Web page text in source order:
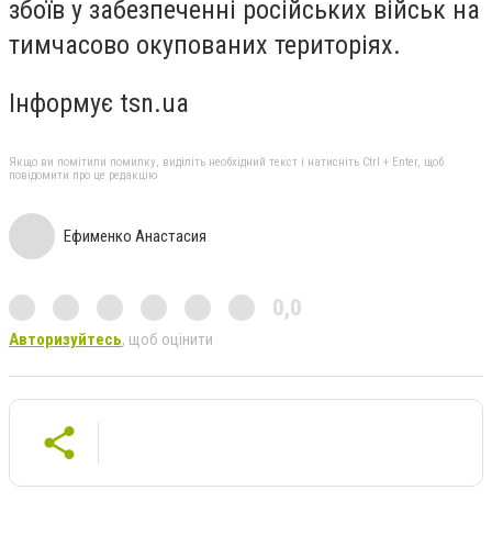
збоїв у забезпеченні російських військ на
тимчасово окупованих територіях.
Інформує tsn.ua
Якщо ви помітили помилку, виділіть необхідний текст і натисніть Ctrl + Enter, щоб
повідомити про це редакцію
Ефименко Анастасия
0,0
Авторизуйтесь, щоб оцінити